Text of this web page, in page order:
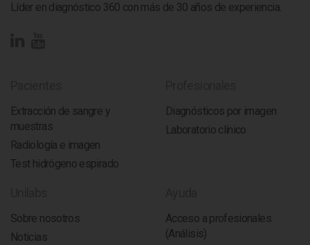
Líder en diagnóstico 360 con más de 30 años de experiencia.
Extracción de sangre y
muestras
Radiología e imagen
Test hidrógeno espirado
Diagnósticos por imagen
Laboratorio clínico
Sobre nosotros
Noticias
Acceso a profesionales
(Análisis)